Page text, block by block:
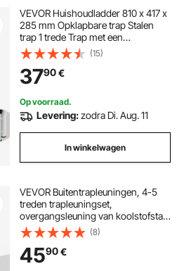
VEVOR Huishoudladder 810 x 417 x
285 mm Opklapbare trap Stalen
trap 1 trede Trap met een
draagvermogen van 150 kg
Opklapbaar opstapje Trap met één
trede 810 mm hoog Keukentrap
Antislip opstapje
(15)
3790€
Op voorraad.
Levering:zodra Di. Aug. 11
In winkelwagen
VEVOR Buitentrapleuningen, 4-5
treden trapleuningset,
overgangsleuning van koolstofstaal
met montageset, trapleuning voor
senioren, betonnen treden,
veranda en terras, zwarte vierkante
buis
(8)
4590€